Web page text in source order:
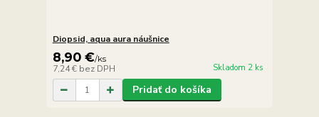
Diopsid, aqua aura náušnice
8,90 €/ks
7,24 € bez DPH Skladom 2 ks
Pridať do košíka